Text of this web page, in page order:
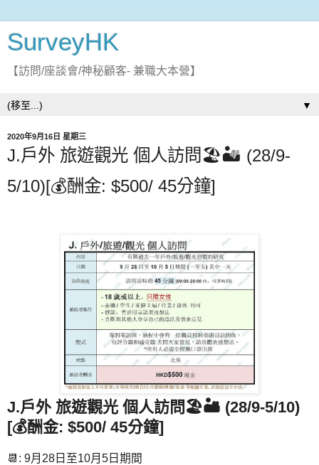
SurveyHK
【訪問/座談會/神秘顧客- 兼職大本營】
▼
2020年9月16日 星期三
J.戶外 旅遊觀光 個人訪問🏖️🏜️ (28/9-
5/10)[💰酬金: $500/ 45分鐘]
J.戶外 旅遊觀光 個人訪問🏖️🏜️ (28/9-5/10)
[💰酬金: $500/ 45分鐘]
📆: 9月28日至10月5日期間